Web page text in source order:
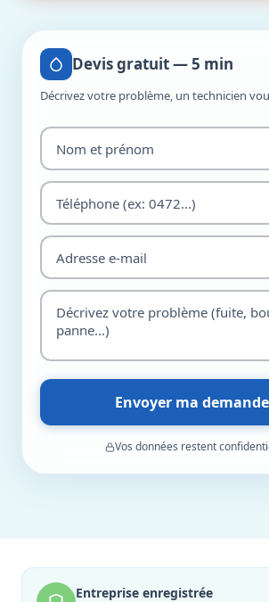
Devis gratuit — 5 min
Décrivez votre problème, un technicien
Envoyer ma demande
Vos données restent
Entreprise enregistrée